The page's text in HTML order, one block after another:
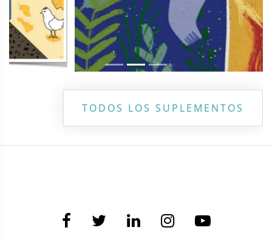
TODOS LOS SUPLEMENTOS